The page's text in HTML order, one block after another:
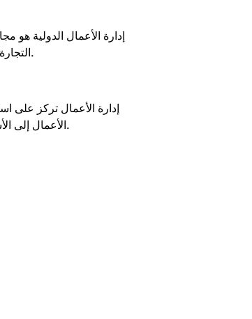
إدارة الأعمال الدولية
التجارة الدولية، والاستراتيجيات التسويقية العالمية، وسلاسل التوريد الدولية، والاستثمار الأجنبي.
إدارة الأعمال تركز على
الأعمال إلى الأسواق العالمية، مع الأخذ بعين الاعتبار العوامل الثقافية، والسياسية، والاقتصادية المختلفة.